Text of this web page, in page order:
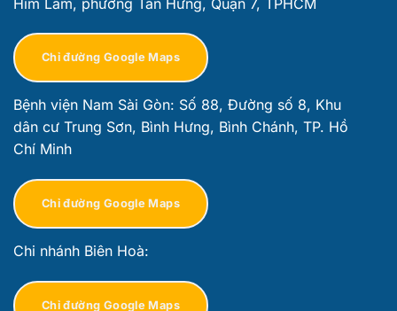
Chỉ đường Google Maps
Bệnh viện Nam Sài Gòn: Số 88, Đường số 8, Khu
dân cư Trung Sơn, Bình Hưng, Bình Chánh, TP. Hồ
Chí Minh
Chỉ đường Google Maps
Chi nhánh Biên Hoà:
Chỉ đường Google Maps